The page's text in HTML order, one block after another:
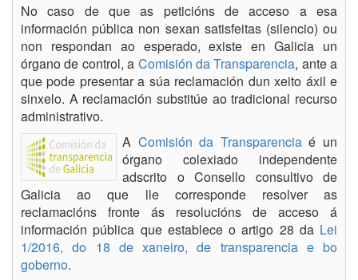
No caso de que as peticións de acceso a esa
información pública non sexan satisfeitas (silencio) ou
non respondan ao esperado, existe en Galicia un
órgano de control, a Comisión da Transparencia, ante a
que pode presentar a súa reclamación dun xeito áxil e
sinxelo. A reclamación substitúe ao tradicional recurso
administrativo.
A Comisión da Transparenciaé un
órgano colexiado independente
adscrito o Consello consultivo de
Galicia ao que lle corresponde resolver as
reclamacións fronte ás resolucións de acceso á
información pública que establece o artigo 28 da Lei
1/2016, do 18 de xaneiro, de transparencia e bo
goberno.